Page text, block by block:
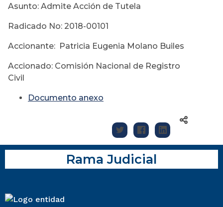
Asunto: Admite Acción de Tutela
Radicado No: 2018-00101
Accionante: Patricia Eugenia Molano Builes
Accionado: Comisión Nacional de Registro
Civil
Documento anexo
Rama Judicial